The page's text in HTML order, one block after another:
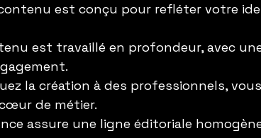
est conçu pour refléter votre
est travaillé en profondeur, avec
la création à des professionnels,
de métier.
assure une ligne éditoriale